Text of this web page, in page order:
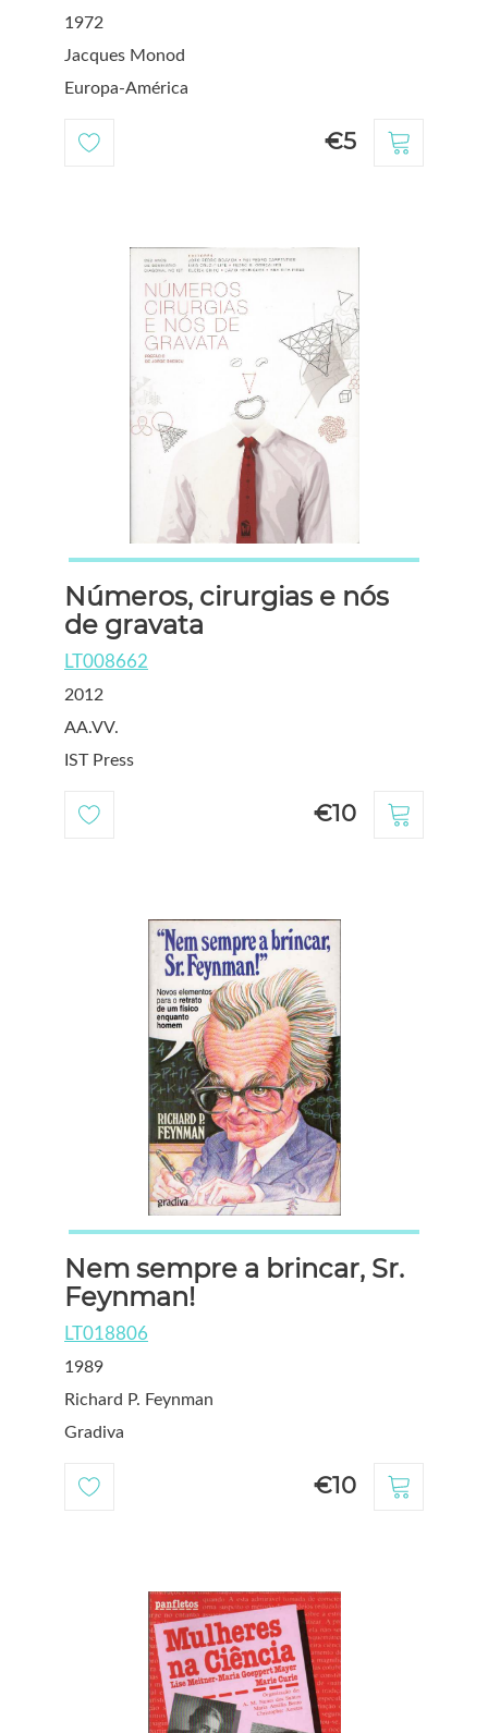
1972
Jacques Monod
Europa-América
€5
Números, cirurgias e nós
de gravata
LT008662
2012
AA.VV.
IST Press
€10
Nem sempre a brincar, Sr.
Feynman!
LT018806
1989
Richard P. Feynman
Gradiva
€10